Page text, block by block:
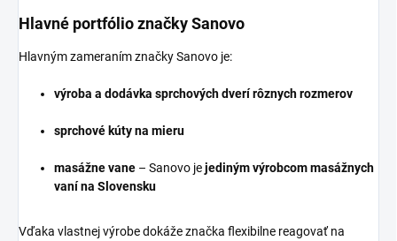
Hlavné portfólio značky Sanovo
Hlavným zameraním značky Sanovo je:
výroba a dodávka sprchových dverí rôznych rozmerov
sprchové kúty na mieru
masážne vane – Sanovo jejediným výrobcom masážnych
vaní na Slovensku
Vďaka vlastnej výrobe dokáže značka flexibilne reagovať na